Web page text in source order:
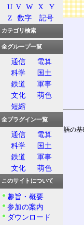
広告
通信用語の基
U V W X
Y
Z
数字 記号
カテゴリ検索
全グループ一覧
通信
電算
科学
国土
鉄道
軍事
文化
萌色
短縮
全プラグイン一覧
通信
電算
科学
国土
鉄道
軍事
文化
萌色
このサイトについて
趣旨・概要
参加の案内
ダウンロード